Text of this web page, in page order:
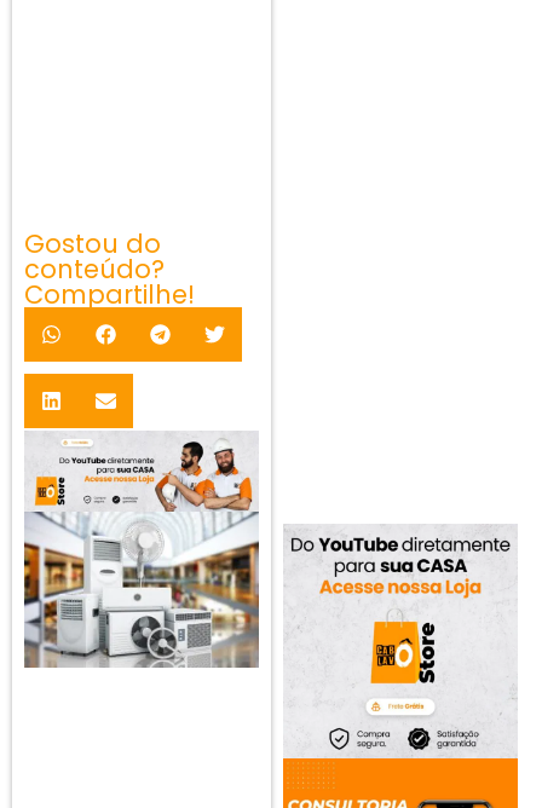
Gostou do
conteúdo?
Compartilhe!